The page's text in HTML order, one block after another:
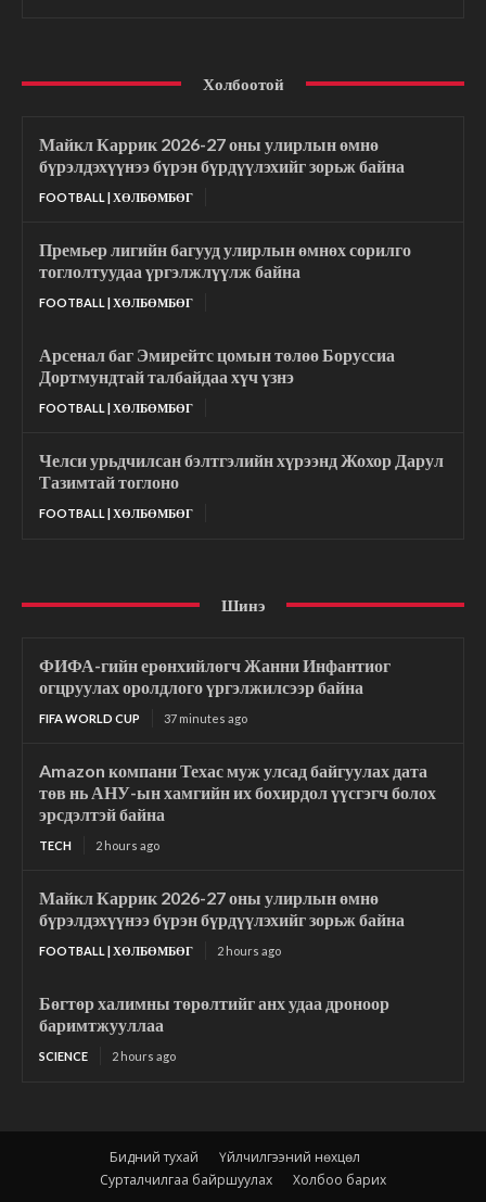
Холбоотой
Майкл Каррик 2026-27 оны улирлын өмнө
бүрэлдэхүүнээ бүрэн бүрдүүлэхийг зорьж байна
FOOTBALL | ХӨЛБӨМБӨГ
Премьер лигийн багууд улирлын өмнөх сорилго
тоглолтуудаа үргэлжлүүлж байна
FOOTBALL | ХӨЛБӨМБӨГ
Арсенал баг Эмирейтс цомын төлөө Боруссиа
Дортмундтай талбайдаа хүч үзнэ
FOOTBALL | ХӨЛБӨМБӨГ
Челси урьдчилсан бэлтгэлийн хүрээнд Жохор Дарул
Тазимтай тоглоно
FOOTBALL | ХӨЛБӨМБӨГ
Шинэ
ФИФА-гийн ерөнхийлөгч Жанни Инфантиог
огцруулах оролдлого үргэлжилсээр байна
FIFA WORLD CUP 37 minutes ago
Amazon компани Техас муж улсад байгуулах дата
төв нь АНУ-ын хамгийн их бохирдол үүсгэгч болох
эрсдэлтэй байна
TECH 2 hours ago
Майкл Каррик 2026-27 оны улирлын өмнө
бүрэлдэхүүнээ бүрэн бүрдүүлэхийг зорьж байна
FOOTBALL | ХӨЛБӨМБӨГ 2 hours ago
Бөгтөр халимны төрөлтийг анх удаа дроноор
баримтжууллаа
SCIENCE 2 hours ago
Бидний тухай
Үйлчилгээний нөхцөл
Сурталчилгаа байршуулах
Холбоо барих